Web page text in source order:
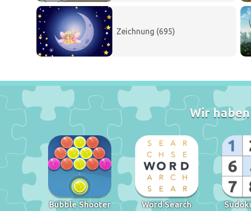
Zeichnung (695)
Wir
Bubble Shooter
Word Search